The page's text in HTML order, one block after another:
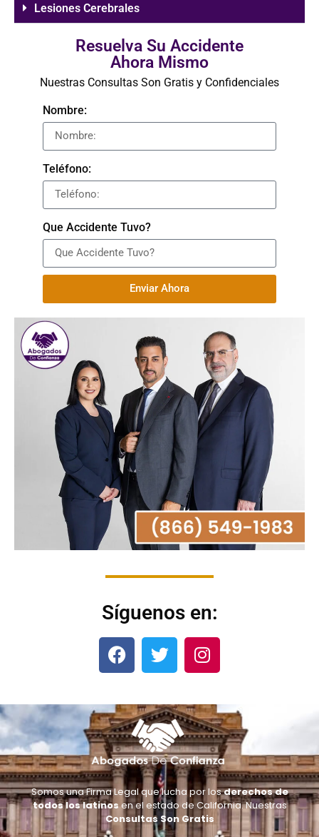
Lesiones Cerebrales
Resuelva Su Accidente
Ahora Mismo
Nuestras Consultas Son Gratis y Confidenciales
Nombre:
Teléfono:
Que Accidente Tuvo?
Enviar Ahora
Síguenos en:
Somos una Firma Legal que lucha por losderechos de
todos los latinosen el estado de California. Nuestras
Consultas Son Gratis